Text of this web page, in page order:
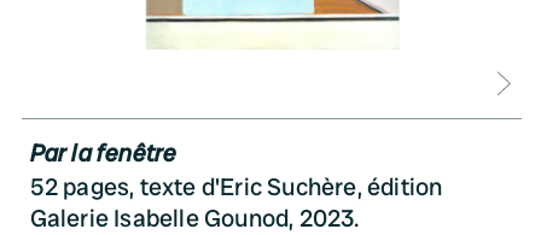
Par la fenêtre
52 pages, texte d'Eric Suchère, édition
Galerie Isabelle Gounod, 2023.